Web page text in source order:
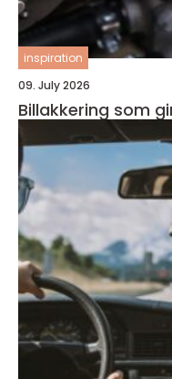
inspiration
09. July 2026
Billakkering som